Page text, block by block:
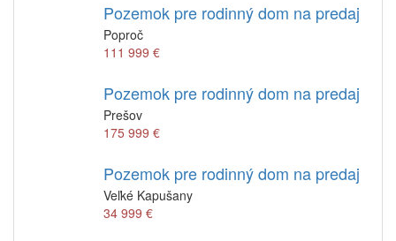
Pozemok pre rodinný dom na predaj
Poproč
111 999 €
Pozemok pre rodinný dom na predaj
Prešov
175 999 €
Pozemok pre rodinný dom na predaj
Veľké Kapušany
34 999 €